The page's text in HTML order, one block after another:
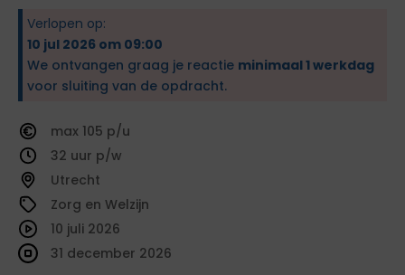
Verlopen op:
10 jul 2026 om 09:00
We ontvangen graag je reactie minimaal 1 werkdag
voor sluiting van de opdracht.
105
32
Utrecht
Zorg en Welzijn
10 juli 2026
31 december 2026